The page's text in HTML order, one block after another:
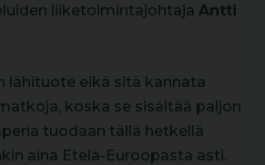
liiketoimintajohtaja Antti
lähituote eikä sitä kannata
koska se sisältää paljon
tuodaan tällä hetkellä
aina Etelä-Euroopasta asti.